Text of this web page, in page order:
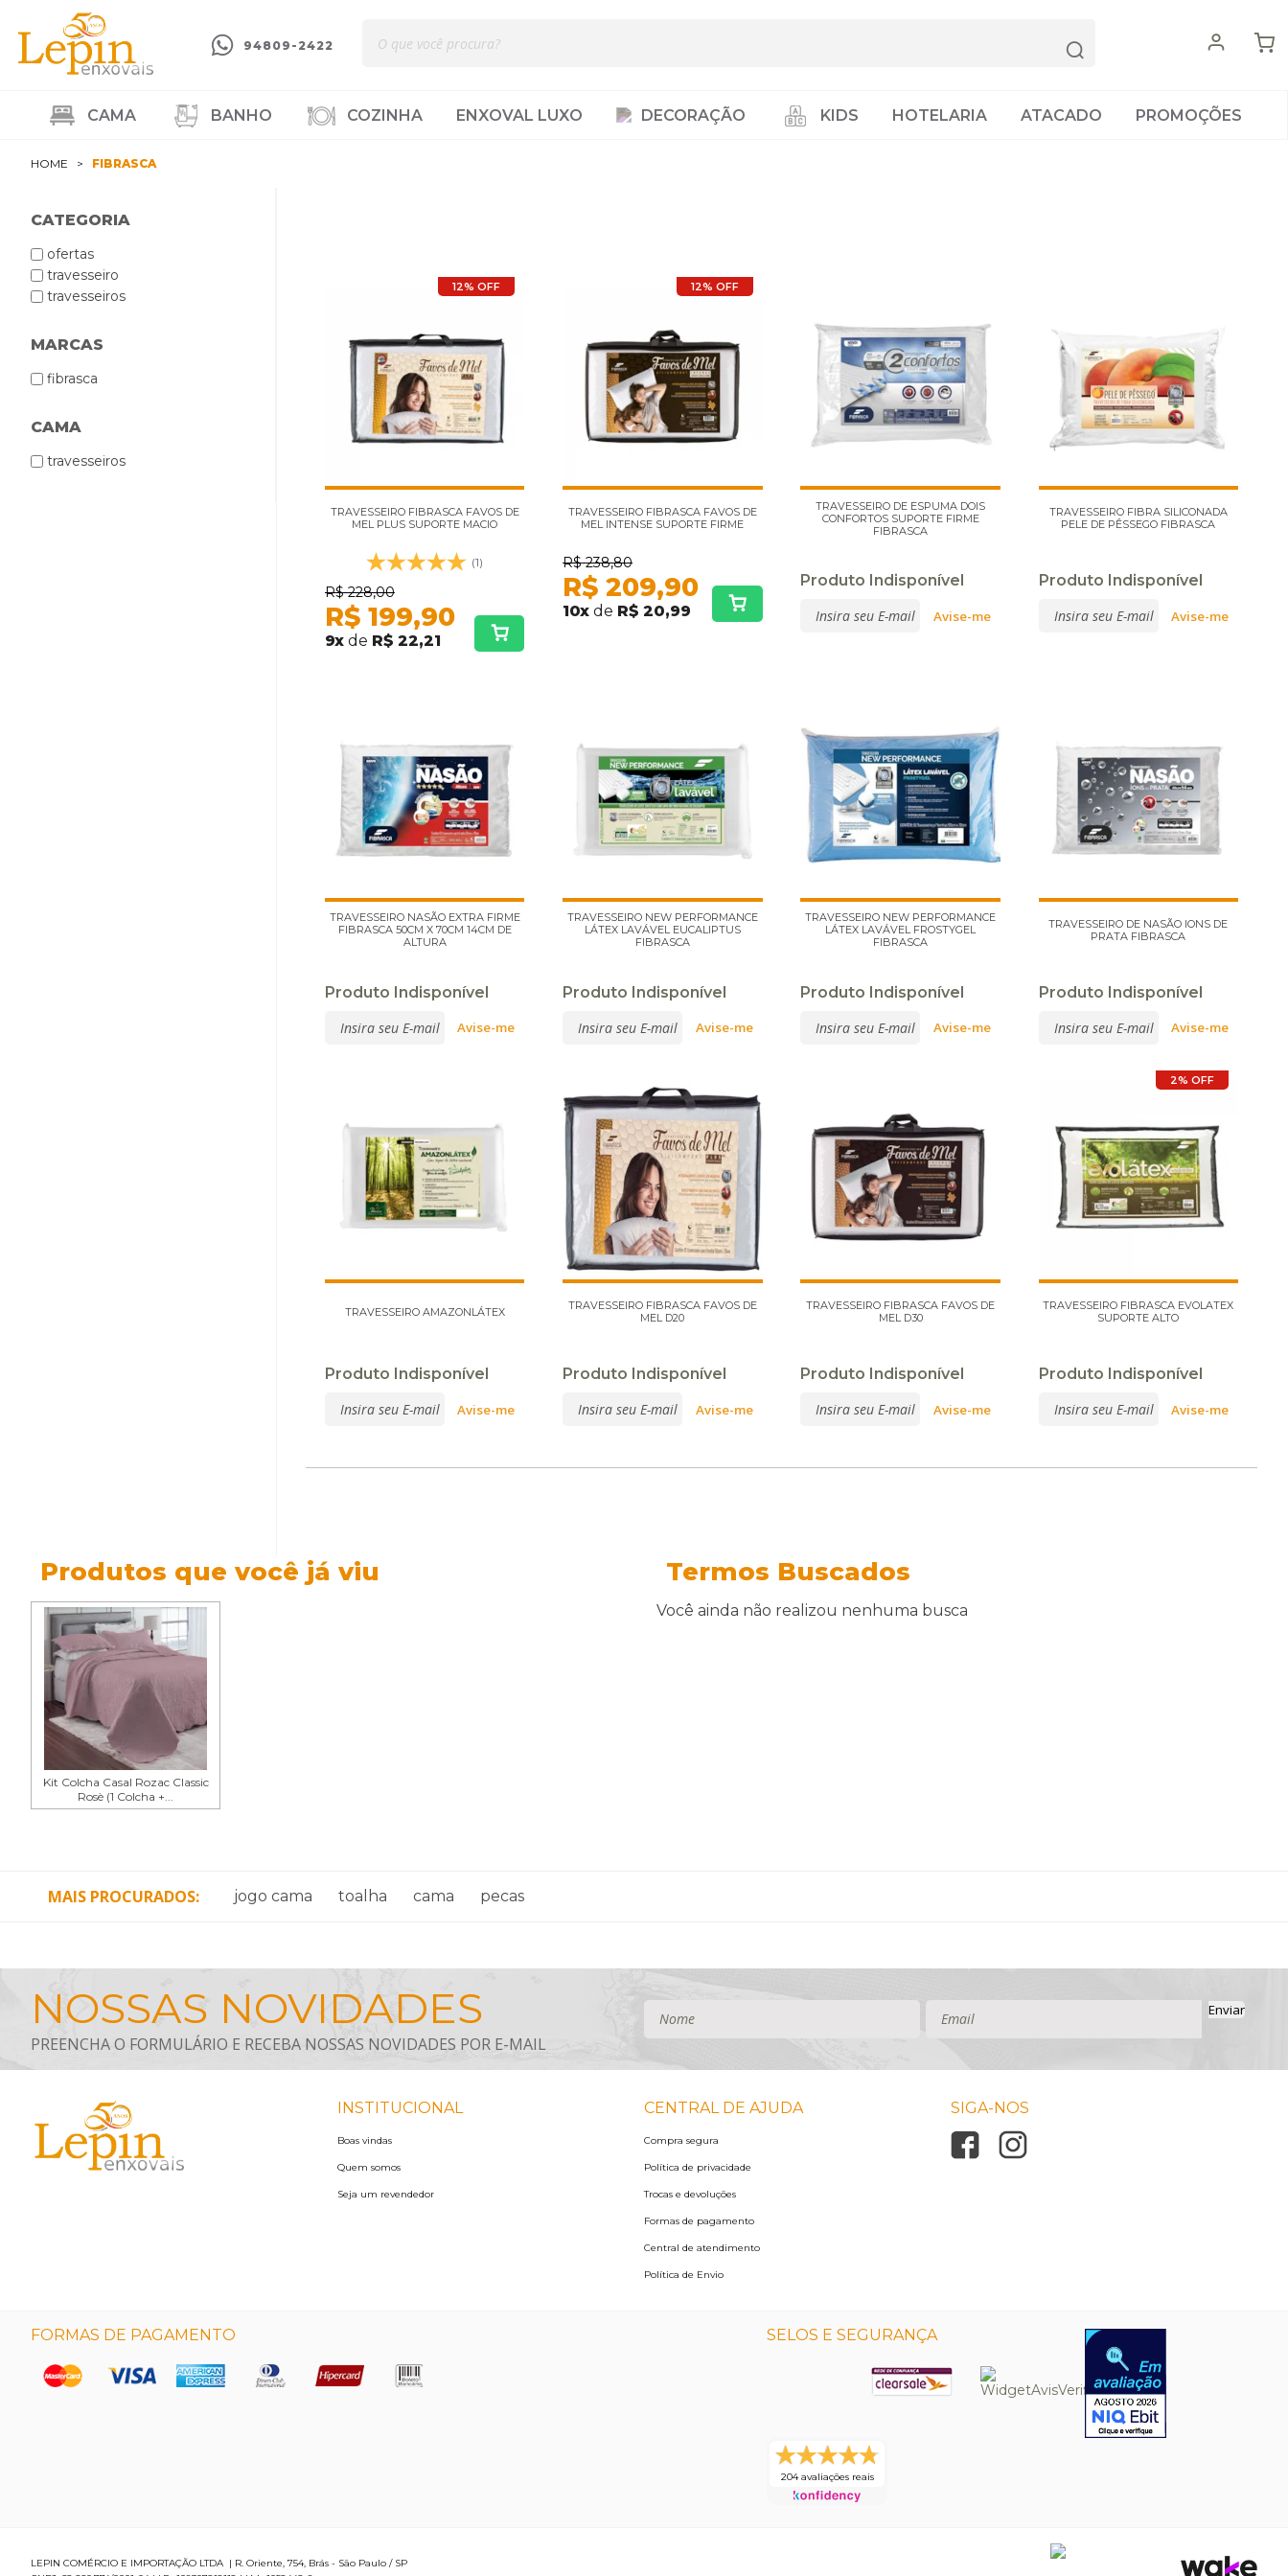
94809-2422
CAMA BANHO COZINHA ENXOVAL LUXO DECORAÇÃO KIDS HOTELARIA ATACADO PROMOÇÕES
HOME FIBRASCA
CATEGORIA
ofertas
travesseiro
travesseiros
MARCAS
fibrasca
CAMA
travesseiros
12% OFF
TRAVESSEIRO FIBRASCA FAVOS DE
MEL PLUS SUPORTE MACIO
(1)
R$ 228,00
R$ 199,90
9x de R$ 22,21
12% OFF
TRAVESSEIRO FIBRASCA FAVOS DE
MEL INTENSE SUPORTE FIRME
R$ 238,80
R$ 209,90
10x de R$ 20,99
TRAVESSEIRO DE ESPUMA DOIS
CONFORTOS SUPORTE FIRME
FIBRASCA
Produto Indisponível
TRAVESSEIRO FIBRA SILICONADA
PELE DE PÊSSEGO FIBRASCA
Produto Indisponível
TRAVESSEIRO NASÃO EXTRA FIRME
FIBRASCA 50CM X 70CM 14CM DE
ALTURA
Produto Indisponível
TRAVESSEIRO NEW PERFORMANCE
LÁTEX LAVÁVEL EUCALIPTUS
FIBRASCA
Produto Indisponível
TRAVESSEIRO NEW PERFORMANCE
LÁTEX LAVÁVEL FROSTYGEL
FIBRASCA
Produto Indisponível
TRAVESSEIRO DE NASÃO IONS DE
PRATA FIBRASCA
Produto Indisponível
TRAVESSEIRO AMAZONLÁTEX
Produto Indisponível
TRAVESSEIRO FIBRASCA FAVOS DE
MEL D20
Produto Indisponível
TRAVESSEIRO FIBRASCA FAVOS DE
MEL D30
Produto Indisponível
2% OFF
TRAVESSEIRO FIBRASCA EVOLATEX
SUPORTE ALTO
Produto Indisponível
Produtos que você já viu
Kit Colcha Casal Rozac Classic
Rosè (1 Colcha +...
Termos Buscados
Você ainda não realizou nenhuma busca
MAIS PROCURADOS jogo cama toalha cama pecas
Enviar
INSTITUCIONAL
Boas vindas
Quem somos
Seja um revendedor
CENTRAL DE AJUDA
Compra segura
Política de privacidade
Trocas e devoluções
Formas de pagamento
Central de atendimento
Política de Envio
SIGA-NOS
FORMAS DE PAGAMENTO SELOS E SEGURANÇA
204 avaliações reais
LEPIN COMÉRCIO E IMPORTAÇÃO LTDA | R. Oriente, 754, Brás - São Paulo / SP